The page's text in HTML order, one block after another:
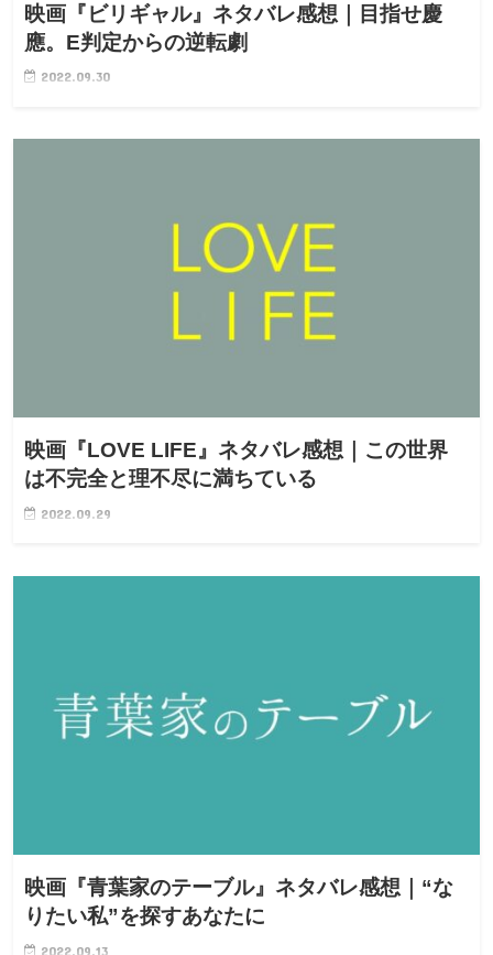
映画『ビリギャル』ネタバレ感想｜目指せ慶
應。E判定からの逆転劇
2022.09.30
映画『LOVE LIFE』ネタバレ感想｜この世界
は不完全と理不尽に満ちている
2022.09.29
映画『青葉家のテーブル』ネタバレ感想｜“な
りたい私”を探すあなたに
2022.09.13